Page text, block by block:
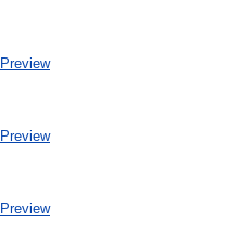
Preview
Preview
Preview